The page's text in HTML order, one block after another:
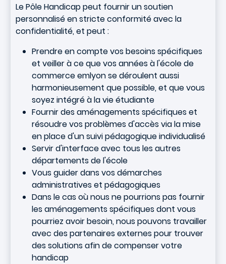
Le Pôle Handicap peut fournir un soutien
personnalisé en stricte conformité avec la
confidentialité, et peut :
Prendre en compte vos besoins spécifiques
et veiller à ce que vos années à l'école de
commerce emlyon se déroulent aussi
harmonieusement que possible, et que vous
soyez intégré à la vie étudiante
Fournir des aménagements spécifiques et
résoudre vos problèmes d'accès via la mise
en place d'un suivi pédagogique individualisé
Servir d'interface avec tous les autres
départements de l'école
Vous guider dans vos démarches
administratives et pédagogiques
Dans le cas où nous ne pourrions pas fournir
les aménagements spécifiques dont vous
pourriez avoir besoin, nous pouvons travailler
avec des partenaires externes pour trouver
des solutions afin de compenser votre
handicap